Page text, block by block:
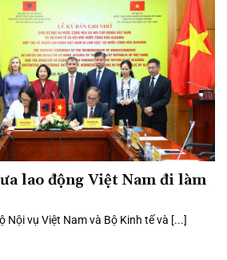
lao động Việt Nam đi làm
Nội vụ Việt Nam và Bộ Kinh tế và [...]